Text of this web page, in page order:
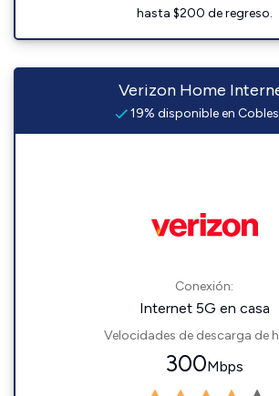
hasta $200 de regreso.
Verizon Home
19% disponible en
Conexión:
Internet 5G en casa
Velocidades de descarga de
300Mbps